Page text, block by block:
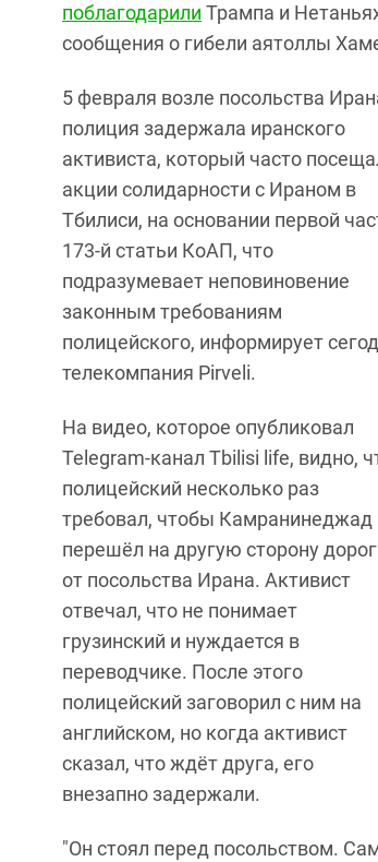
поблагодарили Трампа и
сообщения о гибели аятоллы
5 февраля возле посольства
полиция задержала иранского
активиста, который часто
акции солидарности с Ираном в
Тбилиси, на основании первой
173-й статьи КоАП, что
подразумевает неповиновение
законным требованиям
полицейского, информирует
телекомпания Pirveli.
На видео, которое опубликовал
Telegram-канал Tbilisi life, видно,
полицейский несколько раз
требовал, чтобы Камранинеджад
перешёл на другую сторону
от посольства Ирана. Активист
отвечал, что не понимает
грузинский и нуждается в
переводчике. После этого
полицейский заговорил с ним на
английском, но когда активист
сказал, что ждёт друга, его
внезапно задержали.
"Он стоял перед посольством.